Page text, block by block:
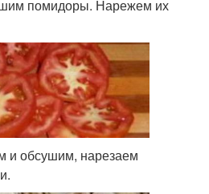
помидоры. Нарежем их
и обсушим, нарезаем